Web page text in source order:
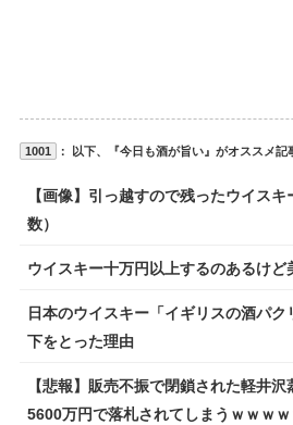
1001 ： 以下、『今日も酒が旨い』がオススメ記
【画像】引っ越すので残ったウイス
数）
ウイスキー十万円以上するのあるけど
日本のウイスキー「イギリスの酒パ
下をとった理由
【悲報】販売不振で閉鎖された軽井
5600万円で落札されてしまうｗｗｗｗ